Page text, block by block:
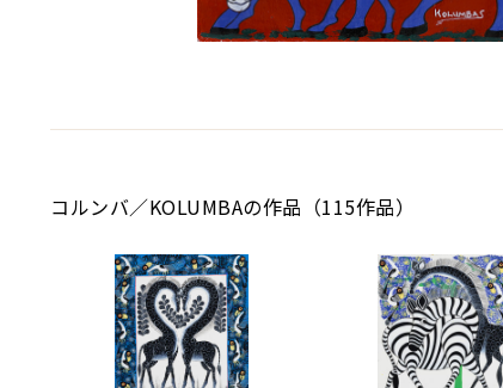
コルンバ／KOLUMBAの作品（115作品）